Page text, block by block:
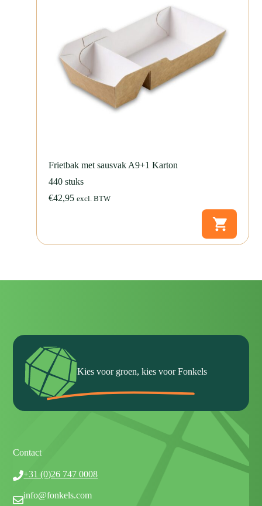
Frietbak met sausvak A9+1 Karton
440 stuks
€42,95 excl. BTW
Kies voor groen, kies voor Fonkels
Contact
+31 (0)26 747 0008
info@fonkels.com